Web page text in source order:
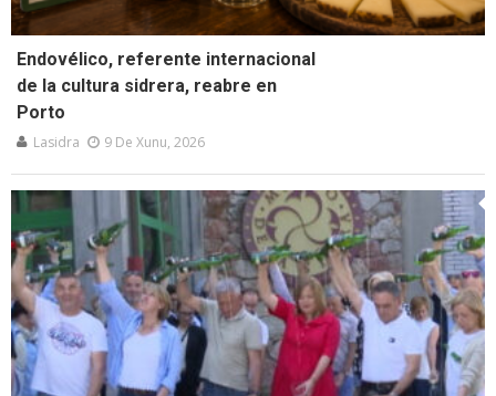
Endovélico, referente internacional
de la cultura sidrera, reabre en
Porto
Lasidra 9 De Xunu, 2026